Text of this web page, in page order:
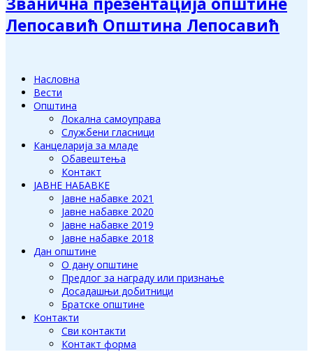
Лепосавић Општина Лепосавић
Насловна
Вести
Општина
Локална самоуправа
Службени гласници
Канцеларија за младе
Обавештења
Контакт
ЈАВНЕ НАБАВКЕ
Јавне набавке 2021
Јавне набавке 2020
Јавне набавке 2019
Јавне набавке 2018
Дан општине
О дану општине
Предлог за награду или признање
Досадашњи добитници
Братске општине
Контакти
Сви контакти
Контакт форма